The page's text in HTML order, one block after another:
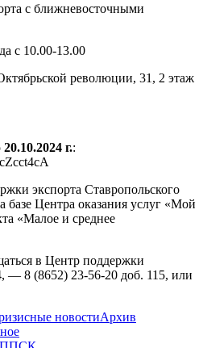
с ближневосточными
с 10.00-13.00
революции, 31, 2 этаж
г.:
экспорта Ставропольского
Центра оказания услуг «Мой
«Малое и среднее
в Центр поддержки
— 8 (8652) 23-56-20 доб. 115, или
новостиАрхив